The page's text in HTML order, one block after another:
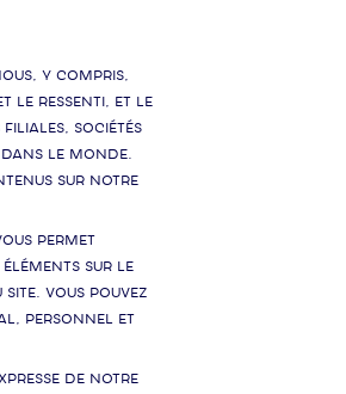
y compris,
le ressenti, et le
sociétés
le monde.
sur notre
permet
sur le
Vous pouvez
personnel et
de notre